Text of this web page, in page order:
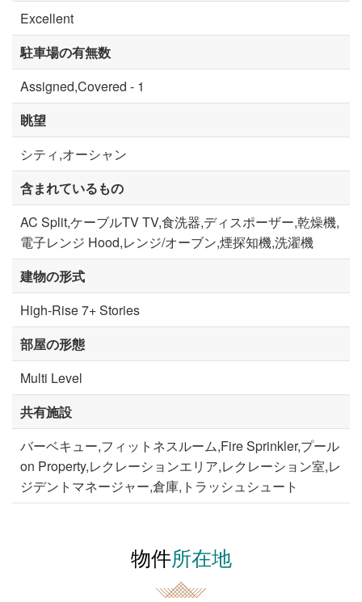
Excellent
駐車場の有無数
Assigned,Covered - 1
眺望
シティ,オーシャン
含まれているもの
AC Split,ケーブルTV TV,食洗器,ディスポーザー,乾燥機,
電子レンジ Hood,レンジ/オーブン,煙探知機,洗濯機
建物の形式
High-Rise 7+ Stories
部屋の形態
Multi Level
共有施設
バーベキュー,フィットネスルーム,Fire Sprinkler,プール
on Property,レクレーションエリア,レクレーション室,レ
ジデントマネージャー,倉庫,トラッシュシュート
物件所在地